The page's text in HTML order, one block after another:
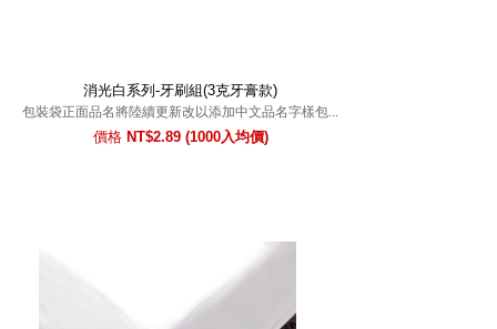
消光白系列-牙刷組(3克牙膏款)
包裝袋正面品名將陸續更新改以添加中文品名字樣包...
價格 NT$2.89 (1000入均價)